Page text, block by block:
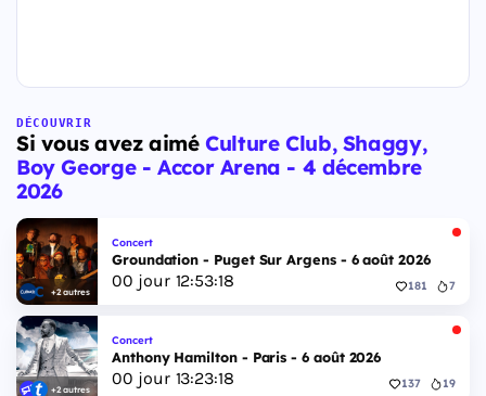
DÉCOUVRIR
Si vous avez aiméCulture Club, Shaggy,
Boy George - Accor Arena - 4 décembre
2026
+2 autres
Concert
Groundation - Puget Sur Argens - 6 août 2026
00 jour 12:53:17 181 7
+2 autres
Concert
Anthony Hamilton - Paris - 6 août 2026
00 jour 13:23:17 137 19